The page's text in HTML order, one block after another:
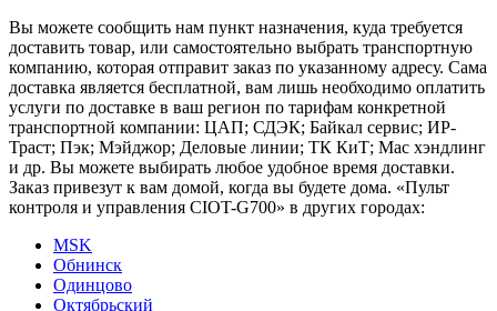
Вы можете сообщить нам пункт назначения, куда требуется
доставить товар, или самостоятельно выбрать транспортную
компанию, которая отправит заказ по указанному адресу. Сама
доставка является бесплатной, вам лишь необходимо оплатить
услуги по доставке в ваш регион по тарифам конкретной
транспортной компании: ЦАП; СДЭК; Байкал сервис; ИР-
Траст; Пэк; Мэйджор; Деловые линии; ТК КиТ; Мас хэндлинг
и др. Вы можете выбирать любое удобное время доставки.
Заказ привезут к вам домой, когда вы будете дома. «Пульт
контроля и управления CIOT-G700» в других городах:
MSK
Обнинск
Одинцово
Октябрьский